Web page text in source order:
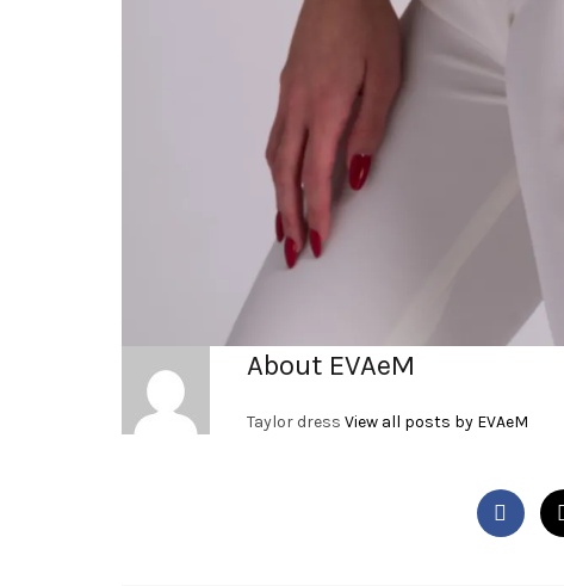
About EVAeM
Taylor dress View all posts by EVAeM